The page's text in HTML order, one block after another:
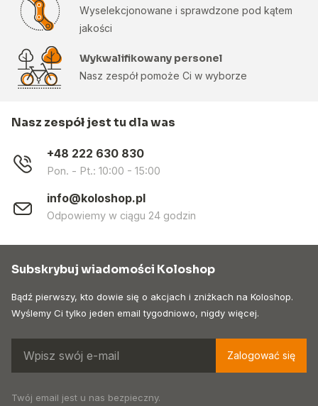
Wyselekcjonowane i sprawdzone pod kątem
jakości
Wykwalifikowany personel
Nasz zespół pomoże Ci w wyborze
Nasz zespół jest tu dla was
+48 222 630 830
Pon. - Pt.: 10:00 - 15:00
info@koloshop.pl
Odpowiemy w ciągu 24 godzin
Subskrybuj wiadomości Koloshop
Bądź pierwszy, kto dowie się o akcjach i zniżkach na Koloshop.
Wyślemy Ci tylko jeden email tygodniowo, nigdy więcej.
Zalogować się
Twój email jest u nas bezpieczny.